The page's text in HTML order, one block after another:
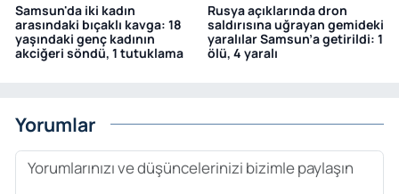
Samsun'da iki kadın
arasındaki bıçaklı kavga: 18
yaşındaki genç kadının
akciğeri söndü, 1 tutuklama
Rusya açıklarında dron
saldırısına uğrayan gemideki
yaralılar Samsun’a getirildi: 1
ölü, 4 yaralı
Yorumlar